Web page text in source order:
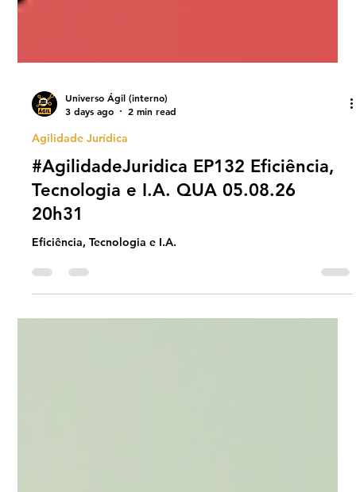
Universo Ágil (interno)
3 days ago
2 min read
Agilidade Jurídica
#AgilidadeJuridica EP132 Eficiência,
Tecnologia e I.A. QUA 05.08.26
20h31